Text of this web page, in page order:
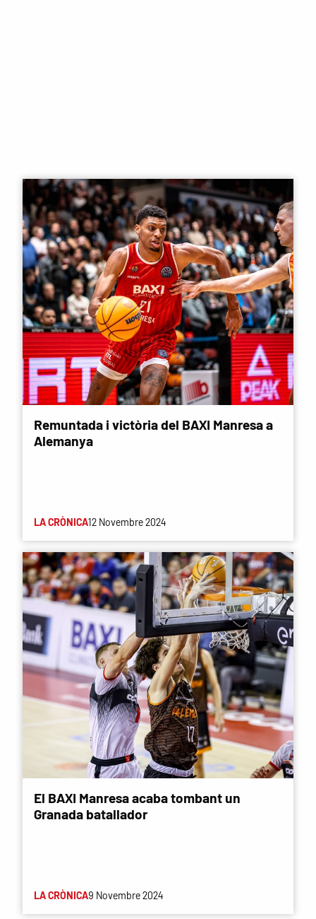
Remuntada i victòria del BAXI Manresa a
Alemanya
LA CRÒNICA12 Novembre 2024
El BAXI Manresa acaba tombant un
Granada batallador
LA CRÒNICA9 Novembre 2024